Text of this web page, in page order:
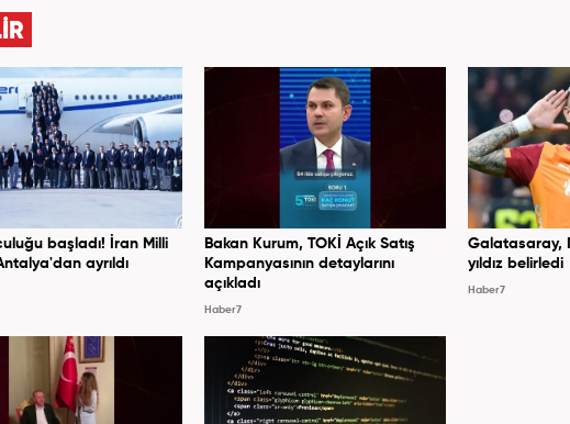
başladı! İran Milli
ayrıldı
Bakan Kurum, TOKİ Açık Satış
Kampanyasının detaylarını
açıkladı
Haber7
Galatasaray,
yıldız belirledi
Haber7